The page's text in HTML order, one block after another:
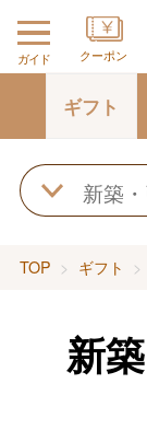
ガイド クーポン
ギフト
TOP ギフト
新